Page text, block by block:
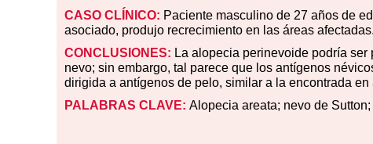
CASO CLÍNICO: Paciente masculino de 27 años de
asociado, produjo recrecimiento en las áreas afectadas.
CONCLUSIONES: La alopecia perinevoide podría
nevo; sin embargo, tal parece que los antígenos
dirigida a antígenos de pelo, similar a la encontrada
PALABRAS CLAVE: Alopecia areata; nevo de